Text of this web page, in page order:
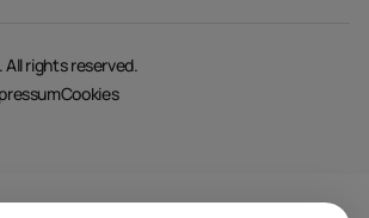
rights reserved.
Cookies